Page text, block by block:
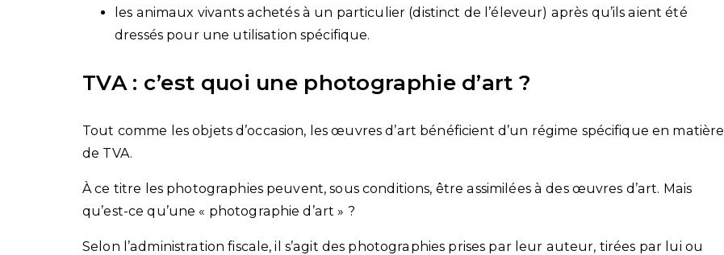
les animaux vivants achetés à un particulier (distinct de l’éleveur) après qu’ils aient été
dressés pour une utilisation spécifique.
TVA : c’est quoi une photographie d’art ?
Tout comme les objets d’occasion, les œuvres d’art bénéficient d’un régime spécifique en matière
de TVA.
À ce titre les photographies peuvent, sous conditions, être assimilées à des œuvres d’art. Mais
qu’est-ce qu’une « photographie d’art » ?
Selon l’administration fiscale, il s’agit des photographies prises par leur auteur, tirées par lui ou